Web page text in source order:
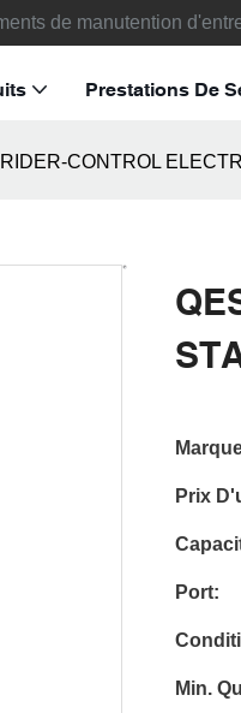
de manutention
Prestations De
CONTROL
Prix
Port:
Min.